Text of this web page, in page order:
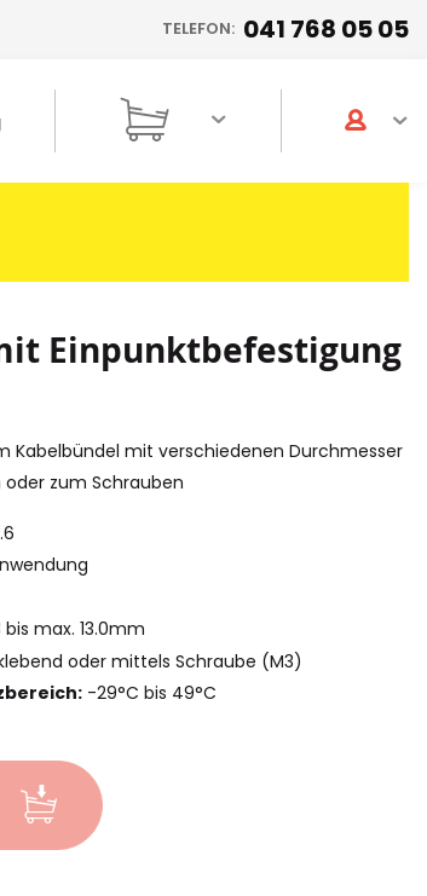
TELEFON: 041 768 05 05
Einpunktbefestigung
Kabelbündel mit verschiedenen Durchmesser
zum Schrauben
max. 13.0mm
oder mittels Schraube (M3)
-29°C bis 49°C